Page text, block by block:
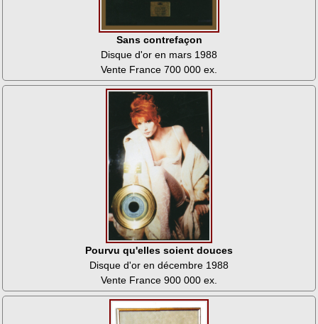
Sans contrefaçon
Disque d'or en mars 1988
Vente France 700 000 ex.
Pourvu qu'elles soient douces
Disque d'or en décembre 1988
Vente France 900 000 ex.